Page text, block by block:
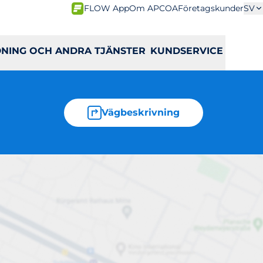
FLOW AppOm APCOAFöretagskunderSV
OCH ANDRA TJÄNSTER KUNDSERVICE
Vägbeskrivning